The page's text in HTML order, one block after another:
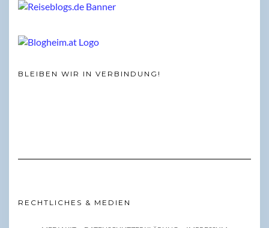
BLEIBEN WIR IN VERBINDUNG!
RECHTLICHES & MEDIEN